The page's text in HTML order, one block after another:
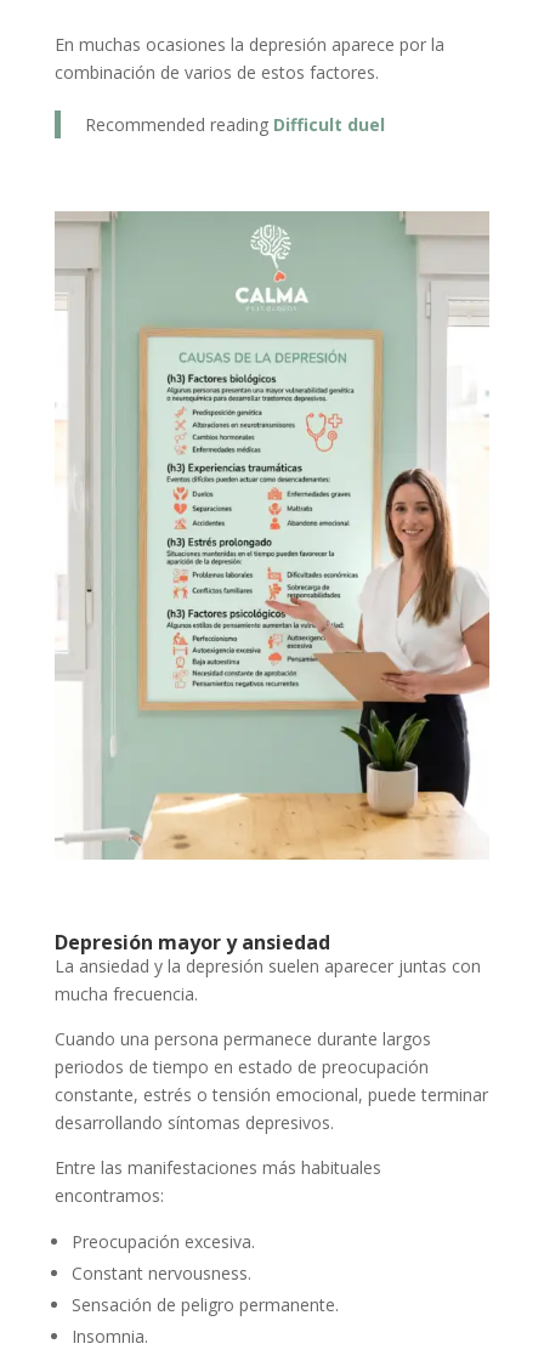
En muchas ocasiones la depresión aparece por la
combinación de varios de estos factores.
Recommended reading Difficult duel
Depresión mayor y ansiedad
La ansiedad y la depresión suelen aparecer juntas con
mucha frecuencia.
Cuando una persona permanece durante largos
periodos de tiempo en estado de preocupación
constante, estrés o tensión emocional, puede terminar
desarrollando síntomas depresivos.
Entre las manifestaciones más habituales
encontramos:
Preocupación excesiva.
Constant nervousness.
Sensación de peligro permanente.
Insomnia.